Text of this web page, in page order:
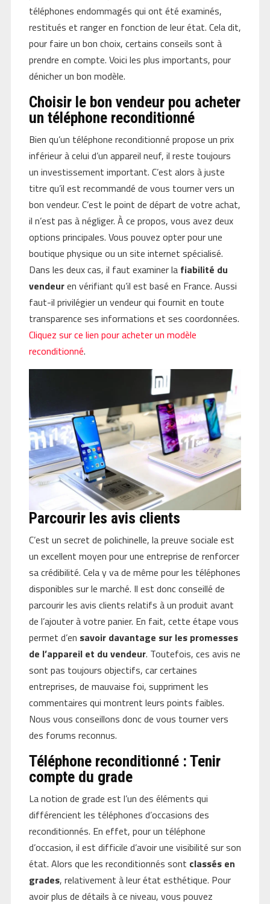
téléphones endommagés qui ont été examinés,
restitués et ranger en fonction de leur état. Cela dit,
pour faire un bon choix, certains conseils sont à
prendre en compte. Voici les plus importants, pour
dénicher un bon modèle.
Choisir le bon vendeur pou acheter
un téléphone reconditionné
Bien qu’un téléphone reconditionné propose un prix
inférieur à celui d’un appareil neuf, il reste toujours
un investissement important. C’est alors à juste
titre qu’il est recommandé de vous tourner vers un
bon vendeur. C’est le point de départ de votre achat,
il n’est pas à négliger. À ce propos, vous avez deux
options principales. Vous pouvez opter pour une
boutique physique ou un site internet spécialisé.
Dans les deux cas, il faut examiner la fiabilité du
vendeuren vérifiant qu’il est basé en France. Aussi
faut-il privilégier un vendeur qui fournit en toute
transparence ses informations et ses coordonnées.
Cliquez sur ce lien pour acheter un modèle
reconditionné.
Parcourir les avis clients
C’est un secret de polichinelle, la preuve sociale est
un excellent moyen pour une entreprise de renforcer
sa crédibilité. Cela y va de même pour les téléphones
disponibles sur le marché. Il est donc conseillé de
parcourir les avis clients relatifs à un produit avant
de l’ajouter à votre panier. En fait, cette étape vous
permet d’en savoir davantage sur les promesses
de l’appareil et du vendeur. Toutefois, ces avis ne
sont pas toujours objectifs, car certaines
entreprises, de mauvaise foi, suppriment les
commentaires qui montrent leurs points faibles.
Nous vous conseillons donc de vous tourner vers
des forums reconnus.
Téléphone reconditionné : Tenir
compte du grade
La notion de grade est l’un des éléments qui
différencient les téléphones d’occasions des
reconditionnés. En effet, pour un téléphone
d’occasion, il est difficile d’avoir une visibilité sur son
état. Alors que les reconditionnés sont classés en
grades, relativement à leur état esthétique. Pour
avoir plus de détails à ce niveau, vous pouvez